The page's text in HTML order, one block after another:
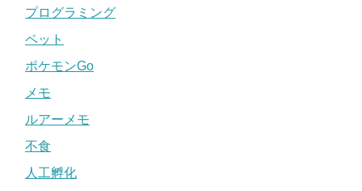
プログラミング
ペット
ポケモンGo
メモ
ルアーメモ
不食
人工孵化